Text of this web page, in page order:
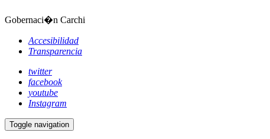
Gobernaci�n Carchi
Accesibilidad
Transparencia
twitter
facebook
youtube
Instagram
Toggle navigation